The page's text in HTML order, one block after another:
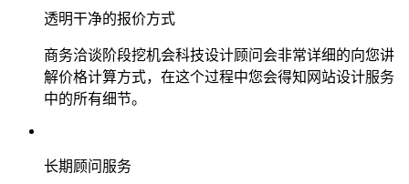
透明干净的报价方式
商务洽谈阶段挖机会科技设计顾问会非常详细的向您讲
解价格计算方式，在这个过程中您会得知网站设计服务
中的所有细节。
长期顾问服务